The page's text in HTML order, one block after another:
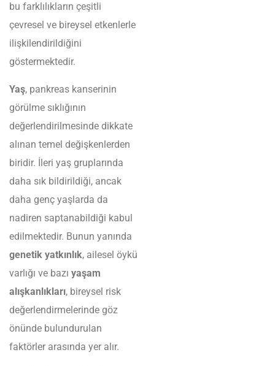
bu farklılıkların çeşitli
çevresel ve bireysel etkenlerle
ilişkilendirildiğini
göstermektedir.
Yaş, pankreas kanserinin
görülme sıklığının
değerlendirilmesinde dikkate
alınan temel değişkenlerden
biridir. İleri yaş gruplarında
daha sık bildirildiği, ancak
daha genç yaşlarda da
nadiren saptanabildiği kabul
edilmektedir. Bunun yanında
genetik yatkınlık, ailesel öykü
varlığı ve bazı yaşam
alışkanlıkları, bireysel risk
değerlendirmelerinde göz
önünde bulundurulan
faktörler arasında yer alır.